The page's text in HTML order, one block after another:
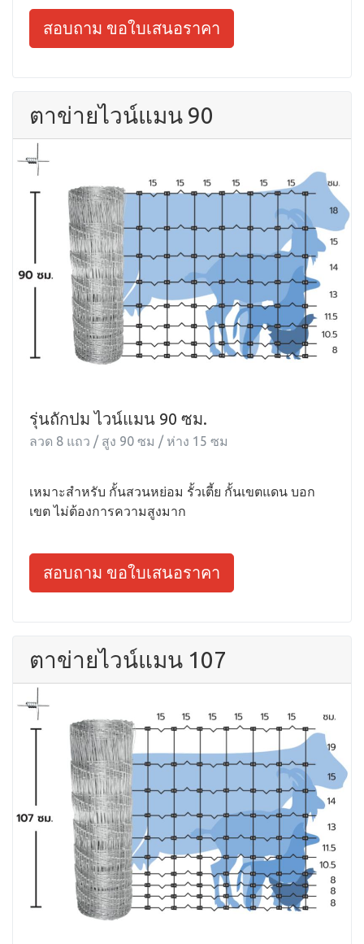
สอบถาม ขอใบเสนอราคา
ตาข่ายไวน์แมน 90
รุ่นถักปม ไวน์แมน 90 ซม.
ลวด 8 แถว / สูง 90 ซม / ห่าง 15 ซม
เหมาะสำหรับ กั้นสวนหย่อม รั้วเตี้ย กั้นเขตแดน บอก
เขต ไม่ต้องการความสูงมาก
สอบถาม ขอใบเสนอราคา
ตาข่ายไวน์แมน 107